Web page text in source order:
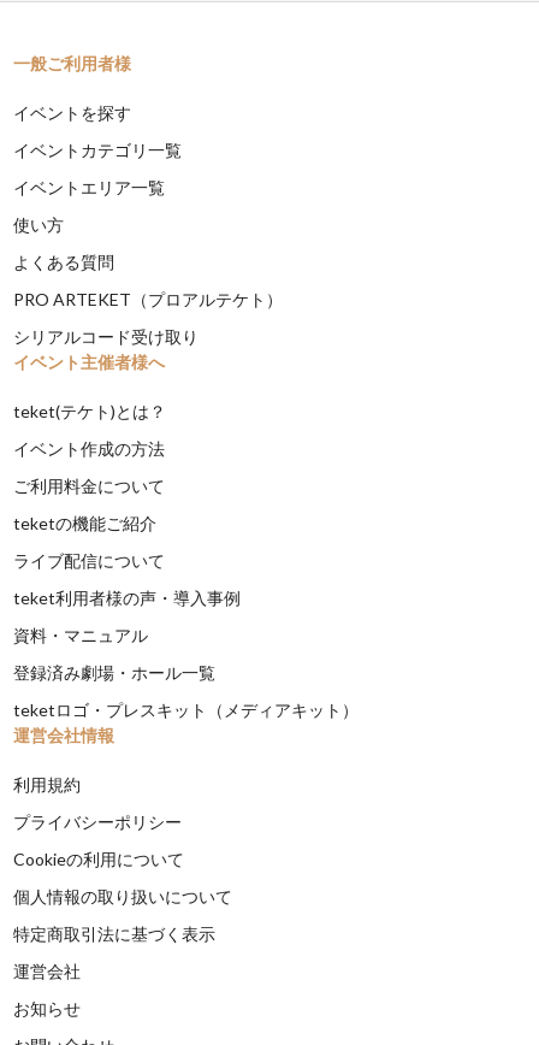
一般ご利用者様
イベントを探す
イベントカテゴリ一覧
イベントエリア一覧
使い方
よくある質問
PRO ARTEKET（プロアルテケト）
シリアルコード受け取り
イベント主催者様へ
teket(テケト)とは？
イベント作成の方法
ご利用料金について
teketの機能ご紹介
ライブ配信について
teket利用者様の声・導入事例
資料・マニュアル
登録済み劇場・ホール一覧
teketロゴ・プレスキット（メディアキット）
運営会社情報
利用規約
プライバシーポリシー
Cookieの利用について
個人情報の取り扱いについて
特定商取引法に基づく表示
運営会社
お知らせ